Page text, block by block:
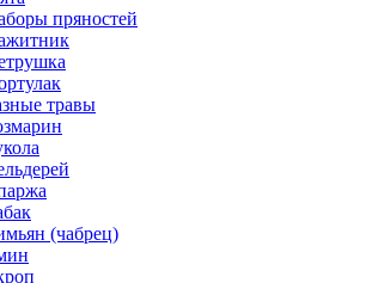
пряностей
травы
(чабрец)